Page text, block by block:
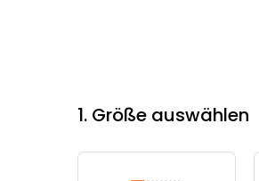
1. Größe auswählen